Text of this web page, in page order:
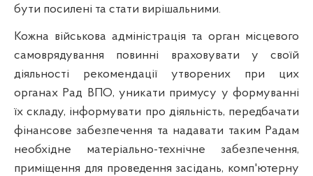
бути посилені та стати вирішальними.
Кожна військова адміністрація та орган місцевого
самоврядування повинні враховувати у своїй
діяльності рекомендації утворених при цих
органах Рад ВПО, уникати примусу у формуванні
їх складу, інформувати про діяльність, передбачати
фінансове забезпечення та надавати таким Радам
необхідне матеріально-технічне забезпечення,
приміщення для проведення засідань, комп'ютерну